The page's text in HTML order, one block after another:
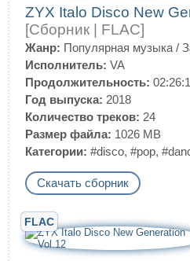
ZYX Italo Disco New
[Сборник | FLAC]
Жанр: Популярная музыка /
Исполнитель: VA
Продолжительность:
Год выпуска: 2018
Количество треков: 24
Размер файла: 1026 MB
Категории: #disco, #pop,
Скачать сборник
FLAC